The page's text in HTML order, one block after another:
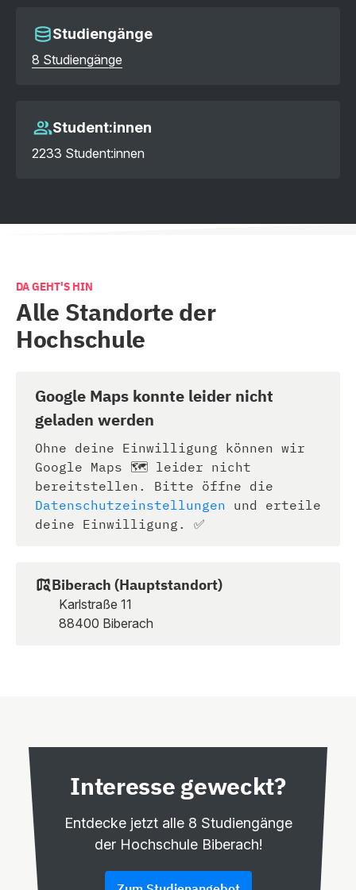
Studiengänge
8 Studiengänge
Student:innen
2233 Student:innen
DA GEHT'S HIN
Alle Standorte der
Hochschule
Google Maps konnte leider nicht
geladen werden
Ohne deine Einwilligung können wir
Google Maps 🗺️ leider nicht
bereitstellen. Bitte öffne die
Datenschutzeinstellungen und erteile
deine Einwilligung. ✅
Biberach (Hauptstandort)
Karlstraße 11
88400 Biberach
Interesse geweckt?
Entdecke jetzt alle 8 Studiengänge
der Hochschule Biberach!